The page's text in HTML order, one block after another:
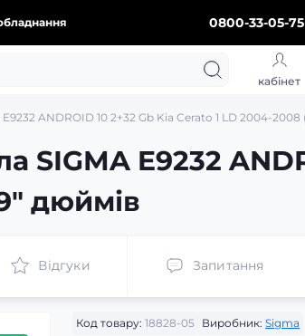
0800-33-05-
кабінет
ANDROID 10 2+32 Gb Kia Cerato 1 LD 2004-2008
SIGMA E9232
дюймів
Відгуки Запитання
Код товару: 18828-05 Виробник: Sigma